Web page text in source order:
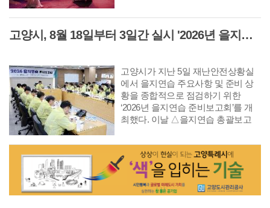
살로메는 남성을 유혹해 파멸로 이끄
는 세기의 요부(妖婦) '살로메'를 소재
로 한 오스카 와일드의 동명 희곡을
연출이 감각적인 움직임과 무대 언어
를 더해 완성한 탐미적 창극이다.
고양시, 8월 18일부터 3일간 실시 '2026년 을지연습' 앞두고 준비보고회 개최
고양시가 지난 5일 재난안전상황실
에서 을지연습 주요사항 및 준비 상
황을 종합적으로 점검하기 위한
‘2026년 을지연습 준비보고회’를 개
최했다. 이날 △을지연습 총괄보고
△지난해 문제점 및 조치결과 보고
순으로 진행됐다.